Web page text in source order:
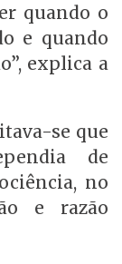
quando o
e quando
explica a
se que
de
no
e razão